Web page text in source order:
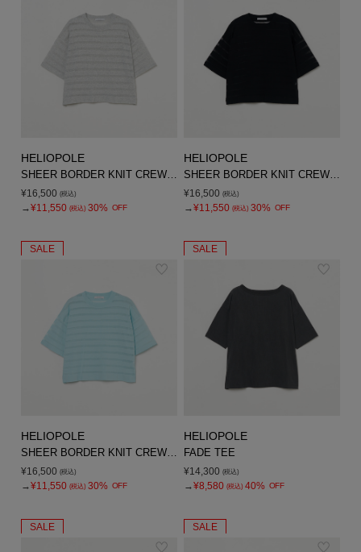
HELIOPOLE
SHEER BORDER KNIT CREW NECK
¥16,500 (税込)
→¥11,550 (税込) 30% OFF
HELIOPOLE
SHEER BORDER KNIT CREW NECK
¥16,500 (税込)
→¥11,550 (税込) 30% OFF
SALE
HELIOPOLE
SHEER BORDER KNIT CREW NECK
¥16,500 (税込)
→¥11,550 (税込) 30% OFF
SALE
HELIOPOLE
FADE TEE
¥14,300 (税込)
→¥8,580 (税込) 40% OFF
SALE SALE